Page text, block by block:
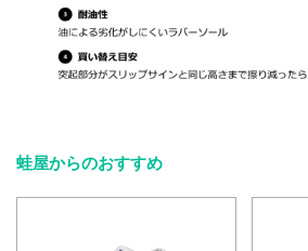
蛙屋からのおすすめ